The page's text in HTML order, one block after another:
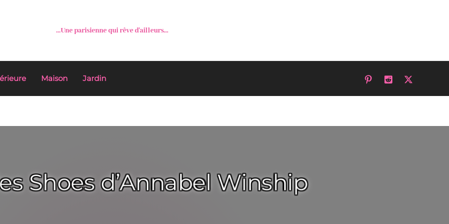
...Une parisienne qui rêve d'ailleurs...
Maison Jardin
Shoes d’Annabel Winship